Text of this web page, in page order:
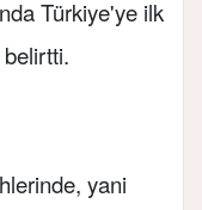
Türkiye'ye ilk
yani